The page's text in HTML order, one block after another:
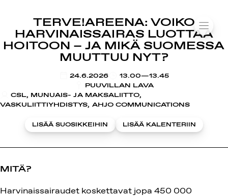
sisältöön
TERVE!AREENA: VOIKO
HARVINAISSAIRAS LUOTTAA
HOITOON – JA MIKÄ SUOMESSA
MUUTTUU NYT?
24.6.2026
KLO
13.00—13.45
PUUVILLAN LAVA
CSL, MUNUAIS- JA MAKSALIITTO,
VASKULIITTIYHDISTYS, AHJO COMMUNICATIONS
LISÄÄ SUOSIKKEIHIN LISÄÄ KALENTERIIN
MITÄ?
Harvinaissairaudet koskettavat jopa 450 000